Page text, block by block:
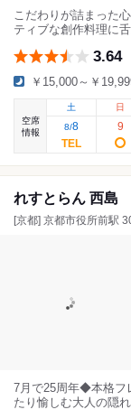
こだわりが詰まった
ティブな創作料理に
3.64
￥15,000～￥
空席
情報
土
8/8
日
9
れすとらん 西島
[京都] 京都市役所前駅
7月で25周年◆本格フ
たり愉しむ大人の隠